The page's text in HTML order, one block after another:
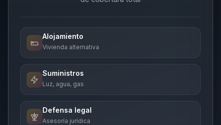
Alojamiento
Vivienda alternativa
Suministros
Luz, agua, gas
Defensa legal
Asesoría jurídica